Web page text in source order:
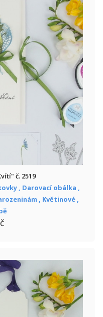
č. 2519
, Darovací obálka ,
, Květinové ,